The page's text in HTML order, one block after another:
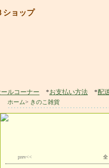
ョップ
ールコーナー *お支払い方法 *配
ホーム> きのこ雑貨
prev<< 全